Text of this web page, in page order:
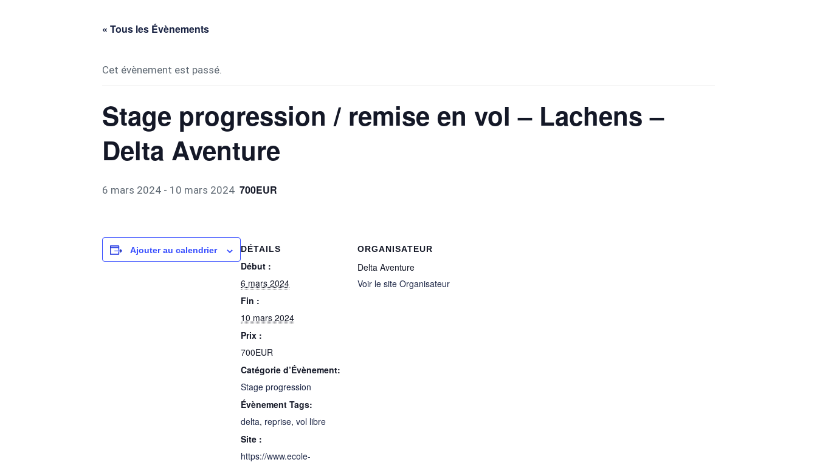
« Tous les Évènements
Cet évènement est passé.
Stage progression / remise en vol – Lachens –
Delta Aventure
6 mars 2024 - 10 mars 2024 700EUR
Ajouter au calendrier DÉTAILS
Début :
6 mars 2024
Fin :
10 mars 2024
Prix :
700EUR
Catégorie d’Évènement:
Stage progression
Évènement Tags:
delta, reprise, vol libre
Site :
https://www.ecole-
ORGANISATEUR
Delta Aventure
Voir le site Organisateur